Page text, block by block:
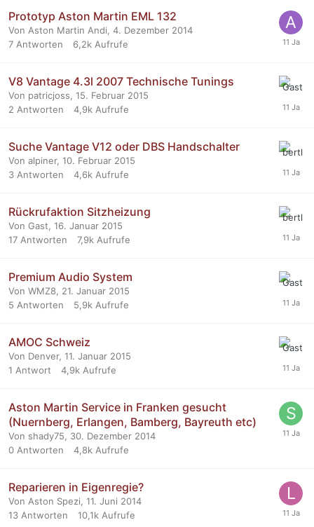
Prototyp Aston Martin EML 132
Von Aston Martin Andi, 4. Dezember 2014
7 Antworten 6,2k Aufrufe
V8 Vantage 4.3l 2007 Technische Tunings
Von patricjoss, 15. Februar 2015
2 Antworten 4,9k Aufrufe
Suche Vantage V12 oder DBS Handschalter
Von alpiner, 10. Februar 2015
3 Antworten 4,6k Aufrufe
Rückrufaktion Sitzheizung
Von Gast, 16. Januar 2015
17 Antworten 7,9k Aufrufe
Premium Audio System
Von WMZ8, 21. Januar 2015
5 Antworten 5,9k Aufrufe
AMOC Schweiz
Von Denver, 11. Januar 2015
1 Antwort 4,9k Aufrufe
Aston Martin Service in Franken gesucht
(Nuernberg, Erlangen, Bamberg, Bayreuth etc)
Von shady75, 30. Dezember 2014
0 Antworten 4,8k Aufrufe
Reparieren in Eigenregie?
Von Aston Spezi, 11. Juni 2014
13 Antworten 10,1k Aufrufe